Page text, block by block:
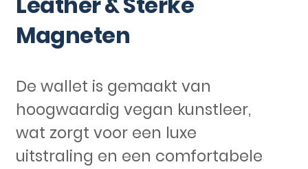
Magneten
De wallet is gemaakt van
hoogwaardig vegan kunstleer,
wat zorgt voor een luxe
uitstraling en een comfortabele